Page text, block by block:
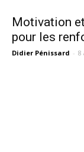
Motivation
pour les
Didier Pénissard - 8